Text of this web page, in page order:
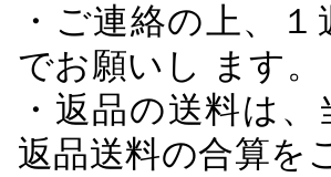
・ご連絡の上、
でお願いし ます。
・返品の送料は
返品送料の合算を